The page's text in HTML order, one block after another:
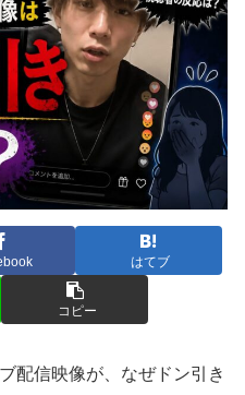
はてブ
コピー
配信映像が、なぜドン引き